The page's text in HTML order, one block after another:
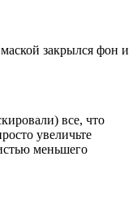
закрылся фон и
все, что
увеличьте
меньшего